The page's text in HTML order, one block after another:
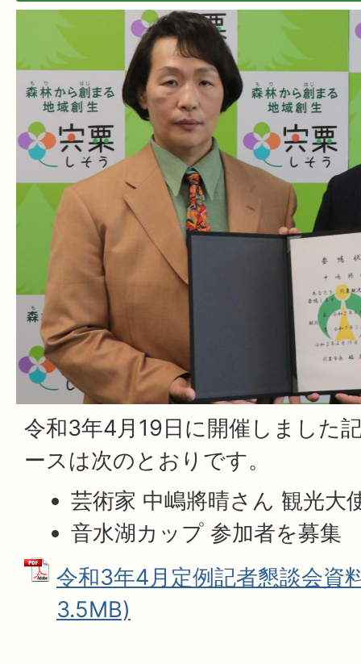
令和3年4月19日に開催しました
ースは次のとおりです。
芸術家 中嶋將晴さん 観光大
音水湖カップ 参加者を募集
令和3年4月定例記者懇談会資
3.5MB)